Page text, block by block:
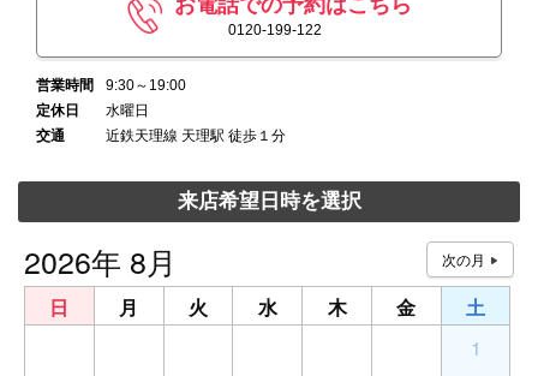
0120-199-122
営業時間
9:30～19:00
定休日
水曜日
交通
近鉄天理線 天理駅 徒歩１分
来店希望日時を選択
2026年 8月
日 月 火 水 木 金
土
1